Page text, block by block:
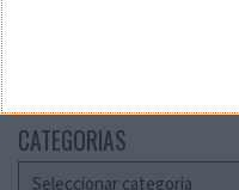
CATEGORIAS
Categorias